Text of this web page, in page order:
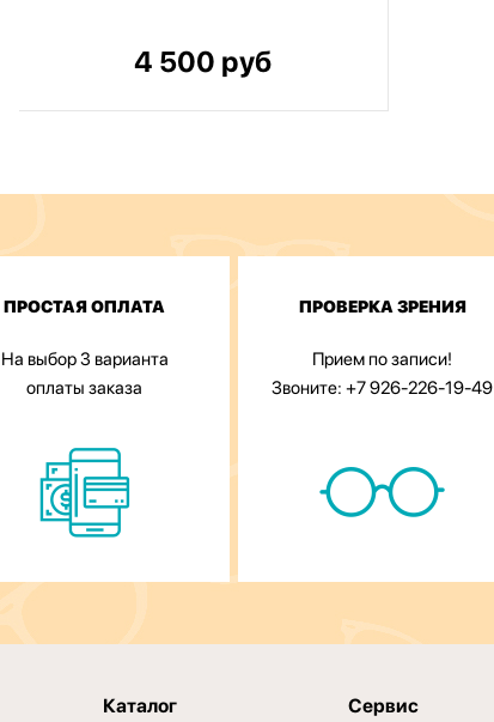
4 500 руб
ПРОСТАЯ ОПЛАТА
На выбор 3 варианта
оплаты заказа
ПРОВЕРКА ЗРЕНИЯ
Прием по записи!
Звоните: +7 926-226-19-49
Каталог Сервис